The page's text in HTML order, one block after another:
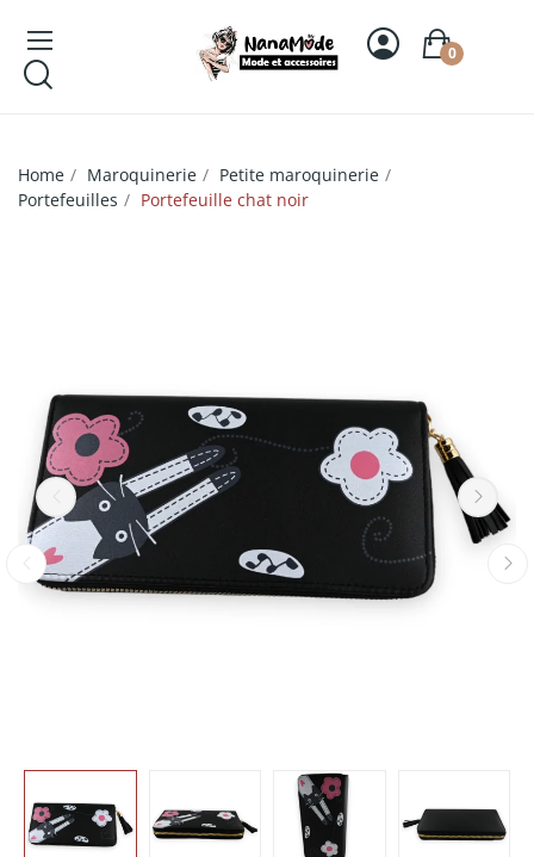
0
Home Maroquinerie
Petite maroquinerie
Portefeuilles
Portefeuille chat noir